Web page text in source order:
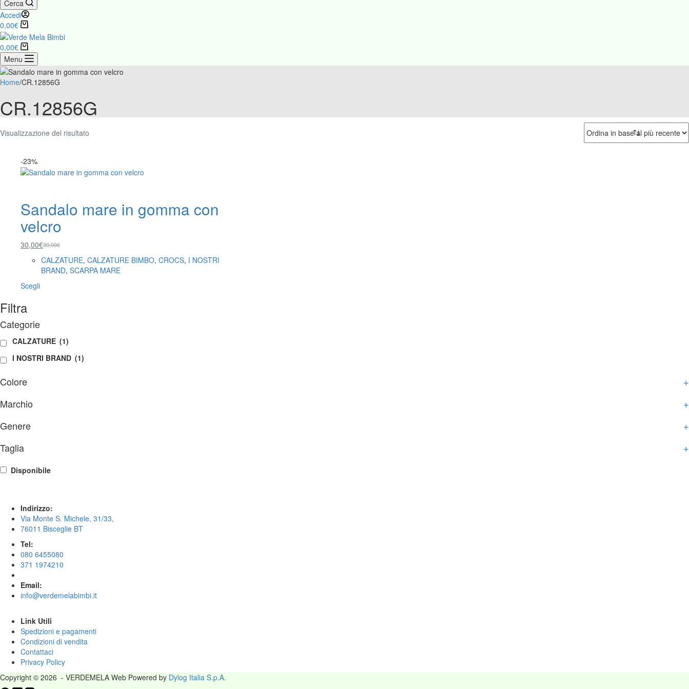
Cerca
Accedi
Carrello
0,00€
Carrello
0,00€
Menu
Home/CR.12856G
CR.12856G
Visualizzazione del risultato
-23%
Sandalo mare in gomma con
velcro
39,00€
Il
prezzo
originale
39,00€.
30,00€
Il
prezzo
attuale
30,00€.
CALZATURE, CALZATURE BIMBO, CROCS, I NOSTRI
BRAND, SCARPA MARE
Scegli
Questo
ha
più
varianti.
Le
opzioni
possono
scelte
nella
del
Filtra
Categorie
CALZATURE (1)
I NOSTRI BRAND (1)
Colore
+
Marchio
+
Genere
+
Taglia
+
Disponibile
Indirizzo:
Via Monte S. Michele, 31/33,
76011 Bisceglie BT
Tel:
080 6455080
371 1974210
Email:
info@verdemelabimbi.it
Link Utili
Spedizioni e pagamenti
Condizioni di vendita
Contattaci
Privacy Policy
Copyright © 2026 - VERDEMELA Web Powered by Dylog Italia S.p.A.